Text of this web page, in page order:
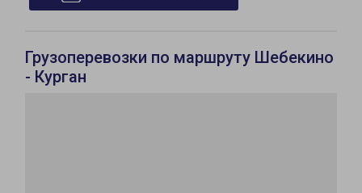
Грузоперевозки по маршруту Шебекино
- Курган